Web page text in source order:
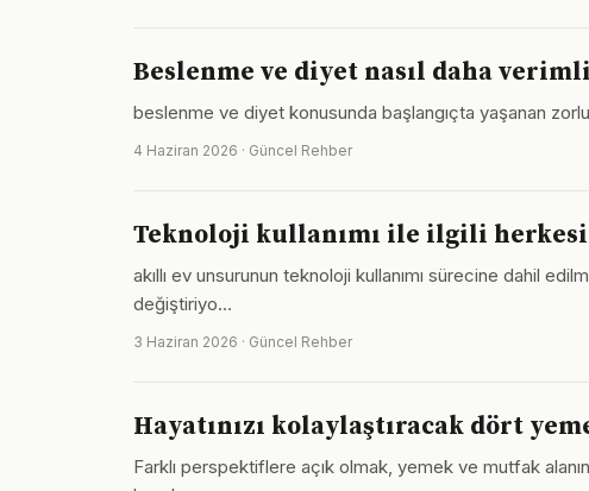
Beslenme ve diyet nasıl daha
beslenme ve diyet konusunda başlangıçta yaşanan
4 Haziran 2026 · Güncel Rehber
Teknoloji kullanımı ile ilgili
akıllı ev unsurunun teknoloji kullanımı sürecine dahil
değiştiriyo…
3 Haziran 2026 · Güncel Rehber
Hayatınızı kolaylaştıracak dört
Farklı perspektiflere açık olmak, yemek ve mutfak